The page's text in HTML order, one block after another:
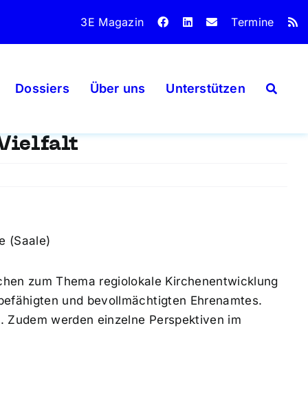
3E Magazin Termine
Dossiers Über uns Unterstützen
Vielfalt
(Saale)
zum Thema regiolokale Kirchenentwicklung
und bevollmächtigten Ehrenamtes.
werden einzelne Perspektiven im